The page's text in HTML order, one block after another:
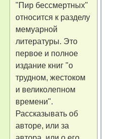
"Пир бессмертных"
относится к разделу
мемуарной
литературы. Это
первое и полное
издание книг "о
трудном, жестоком
и великолепном
времени".
Рассказывать об
авторе, или за